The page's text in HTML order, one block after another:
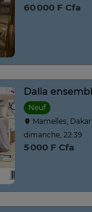
60 000 F Cfa
Neuf
Mamelles, Dakar
dimanche, 22:39
5 000 F Cfa